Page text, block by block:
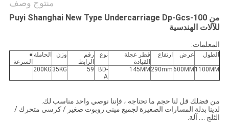
منتوج وصف
من Puyi Shanghai New Type Undercarriage Dp-Gcs-100
للآلات الهندسية
المعلمات:
الطول عرض ارتفاع
قطر عجلة
القيادة
نوع
رقم
الرابط
وزن الحاملة ●
السرعة
1100MM
600MM
290mm
145MM
BD-
A
59
35KG
200KG
من فضلك قل لنا حجم ما تحتاجه ، فإننا نوصي واحد مناسب لك.
لدينا بدلة المسارات الصغيرة لجميع ميني روبوت صغير / كرسي متحرك /
الثلج .... آلة.